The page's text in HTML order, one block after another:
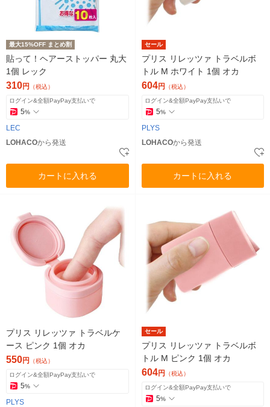
最大15%OFF まとめ割
貼って！ヘアーストッパー 丸大
1個 レック
310円 （税込）
ログイン&全額PayPay支払いで
5%
LEC
LOHACOから発送
カートに入れる
セール
プリス リレッツァ トラベルボ
トル M ホワイト 1個 オカ
604円 （税込）
ログイン&全額PayPay支払いで
5%
PLYS
LOHACOから発送
カートに入れる
プリス リレッツァ トラベルケ
ース ピンク 1個 オカ
550円 （税込）
ログイン&全額PayPay支払いで
5%
PLYS
セール
プリス リレッツァ トラベルボ
トル M ピンク 1個 オカ
604円 （税込）
ログイン&全額PayPay支払いで
5%